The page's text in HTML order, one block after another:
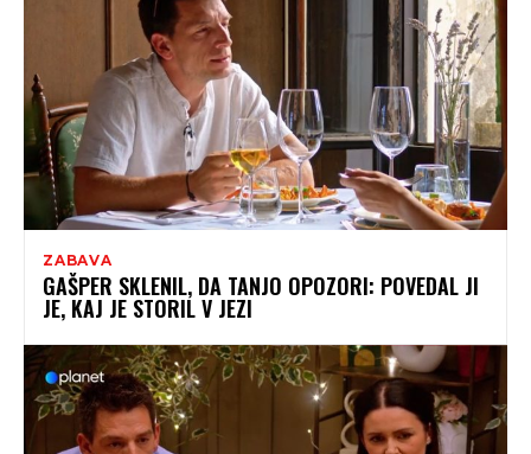
ZABAVA
GAŠPER SKLENIL, DA TANJO OPOZORI: POVEDAL JI
JE, KAJ JE STORIL V JEZI